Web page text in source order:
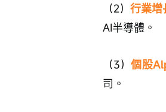
（2）行業增
AI半導體。
（3）個股
司。